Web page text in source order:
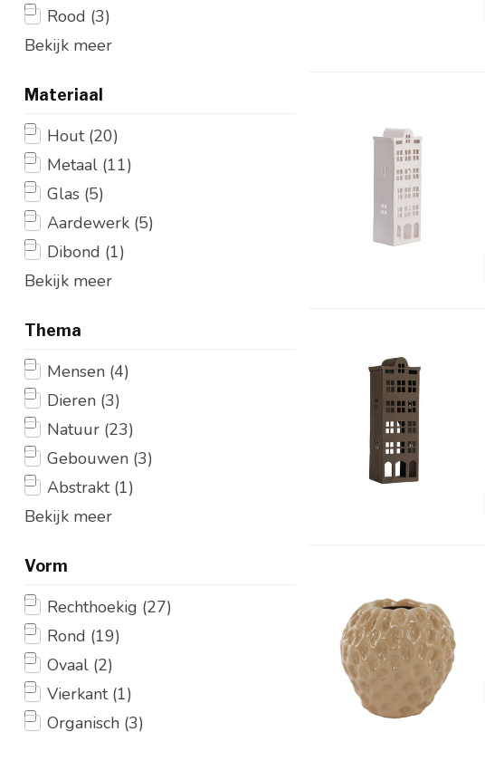
Rood (3)
Bekijk meer
Materiaal
Hout (20)
Metaal (11)
Glas (5)
Aardewerk (5)
Dibond (1)
Bekijk meer
Thema
Mensen (4)
Dieren (3)
Natuur (23)
Gebouwen (3)
Abstrakt (1)
Bekijk meer
Vorm
Rechthoekig (27)
Rond (19)
Ovaal (2)
Vierkant (1)
Organisch (3)